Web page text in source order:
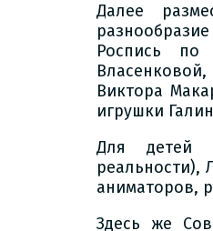
Далее
Роспись по
Виктора
игрушки
Для детей
реальности),
аниматоров,
Здесь же